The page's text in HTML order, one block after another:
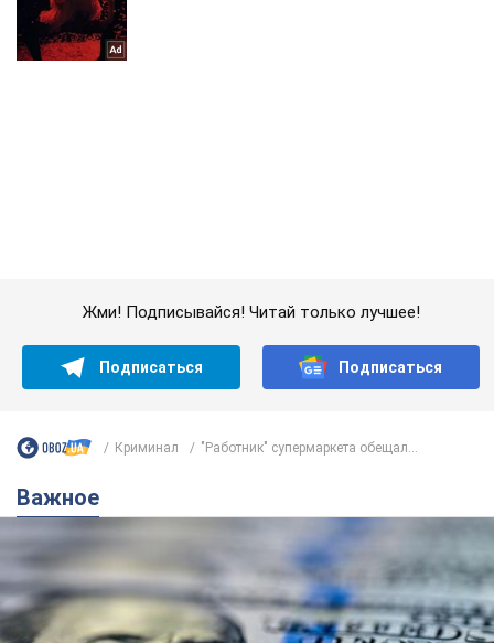
Банки "готовятся" к новому курсу доллара:
украинцам рассказали, чего ожидать в
ближайшие дни